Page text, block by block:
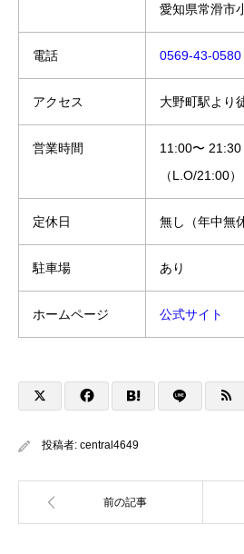
愛知県常滑市
電話 0569-43-0580
アクセス 大野町駅より
営業時間
11:00〜 21:30
（L.O/21:00）
定休日 無し（年中無
駐車場 あり
ホームページ 公式サイト
投稿者: central4649